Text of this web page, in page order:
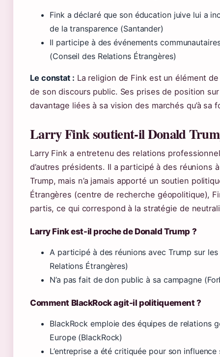
Fink a déclaré que son éducation juive lui a
de la transparence (Santander)
Il participe à des événements
(Conseil des Relations Étrangères)
Le constat : La religion de Fink est un élément
de son discours public. Ses prises de position
davantage liées à sa vision des marchés qu’à sa
Larry Fink soutient-il Donald
Larry Fink a entretenu des relations
d’autres présidents. Il a participé à des réunions
Trump, mais n’a jamais apporté un soutien
Étrangères (centre de recherche géopolitique),
partis, ce qui correspond à la stratégie de
Larry Fink est-il proche de Donald Trump ?
A participé à des réunions avec Trump sur
Relations Étrangères)
N’a pas fait de don public à sa campagne
Comment BlackRock agit-il politiquement ?
BlackRock emploie des équipes de relations
Europe (BlackRock)
L’entreprise a été critiquée pour son